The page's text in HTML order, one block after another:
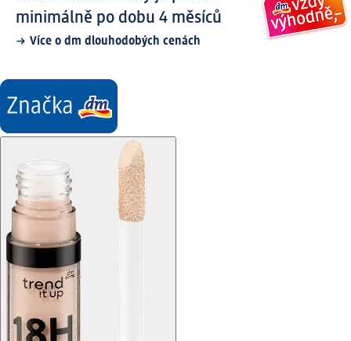
minimálně po dobu 4 měsíců
Více o dm dlouhodobých cenách